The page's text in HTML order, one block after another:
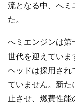
流となる中、へミ
た。
へミエンジンは第
世代を迎えていま
ヘッドは採用され
ていません。新た
止させ、燃費性